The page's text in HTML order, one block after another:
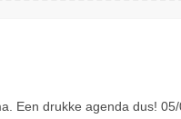
Een drukke agenda dus!